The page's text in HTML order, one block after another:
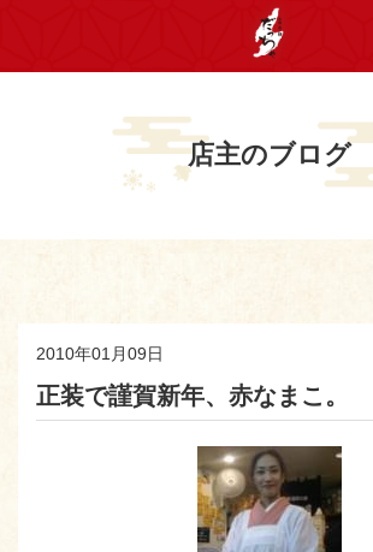
店主のブログ
2010年01月09日
正装で謹賀新年、赤なまこ。